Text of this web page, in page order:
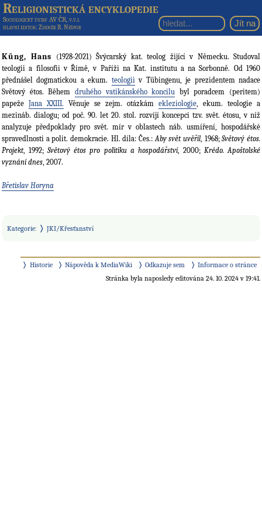
Religionistická encyklopedie
Sociologický ústav AV ČR, v.v.i.
hlavní editor: Zdeněk R. Nešpor
Küng, Hans (1928-2021) Švýcarský kat. teolog žijící v Německu. Studoval
teologii a filosofii v Římě, v Paříži na Kat. institutu a na Sorbonně. Od 1960
přednášel dogmatickou a ekum. teologiiv Tübingenu, je prezidentem nadace
Světový étos. Během druhého vatikánského koncilu byl poradcem (peritem)
papeže Jana XXIII. Věnuje se zejm. otázkám ekleziologie, ekum. teologie a
mezináb. dialogu; od poč. 90. let 20. stol. rozvíjí koncepci tzv. svět. étosu, v níž
analyzuje předpoklady pro svět. mír v oblastech náb. usmíření, hospodářské
spravedlnosti a polit. demokracie. Hl. díla: Čes.:Aby svět uvěřil, 1968;Světový étos.
Projekt, 1992;Světový étos pro politiku a hospodářství, 2000; Krédo. Apoštolské
vyznání dnes, 2007.
Břetislav Horyna
Kategorie: JKI/Křesťanství
Historie Nápověda k MediaWiki Odkazuje sem
Informace o stránce
Stránka byla naposledy editována 24. 10. 2024 v 19:41.